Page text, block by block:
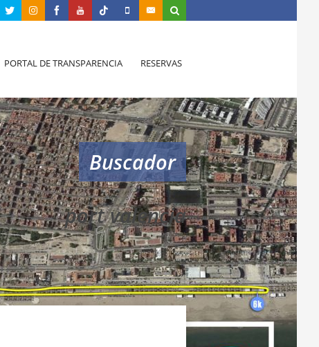
PORTAL DE TRANSPARENCIA RESERVAS
Buscador
port valencia